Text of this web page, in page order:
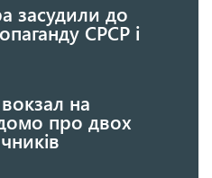
засудили до
СРСР і
на
про двох